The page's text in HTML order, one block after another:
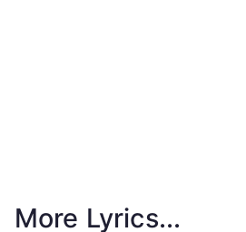
More Lyrics...